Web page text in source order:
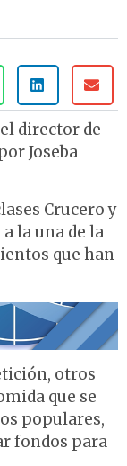
director de
Joseba
Crucero y
la una de la
que han
otros
que se
populares,
fondos para